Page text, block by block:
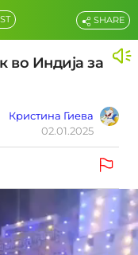
во Индија за
Кристина Гиева
02.01.2025
SHARE